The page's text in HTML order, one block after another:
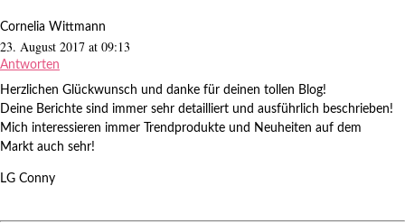
Cornelia Wittmann
23. August 2017 at 09:13
Antworten
Herzlichen Glückwunsch und danke für deinen tollen Blog!
Deine Berichte sind immer sehr detailliert und ausführlich beschrieben!
Mich interessieren immer Trendprodukte und Neuheiten auf dem
Markt auch sehr!
LG Conny